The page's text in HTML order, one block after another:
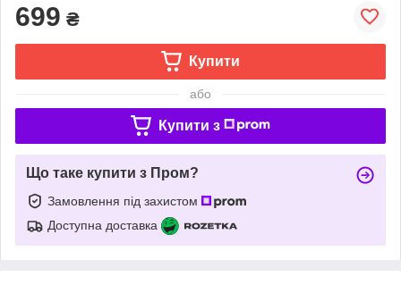
699 ₴
Купити
або
Купити з
Що таке купити з Пром?
Замовлення під захистом
Доступна доставка